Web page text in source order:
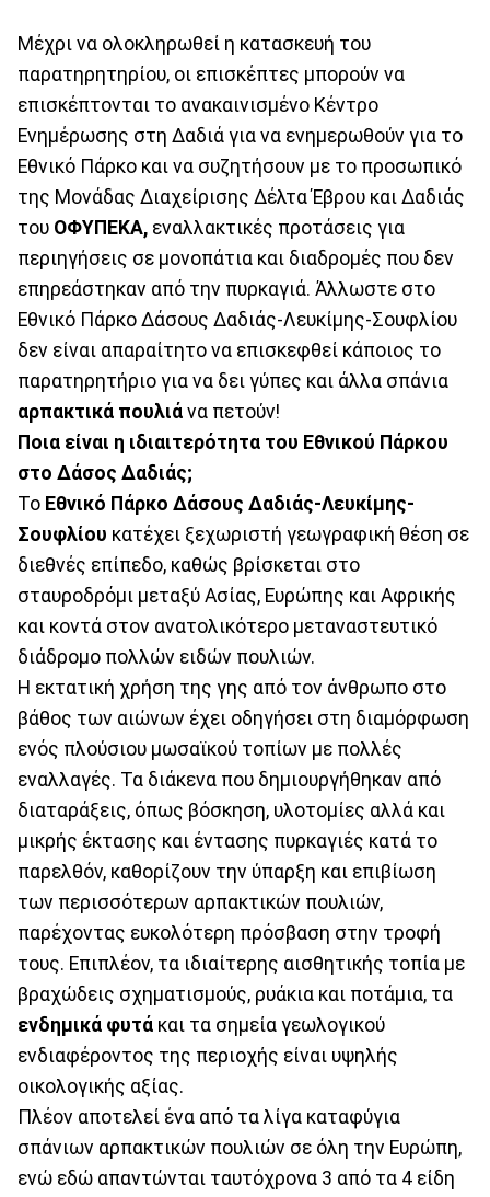
Μέχρι να ολοκληρωθεί η κατασκευή του
παρατηρητηρίου, οι επισκέπτες μπορούν να
επισκέπτονται το ανακαινισμένο Κέντρο
Ενημέρωσης στη Δαδιά για να ενημερωθούν για το
Εθνικό Πάρκο και να συζητήσουν με το προσωπικό
της Μονάδας Διαχείρισης Δέλτα Έβρου και Δαδιάς
του ΟΦΥΠΕΚΑ, εναλλακτικές προτάσεις για
περιηγήσεις σε μονοπάτια και διαδρομές που δεν
επηρεάστηκαν από την πυρκαγιά. Άλλωστε στο
Εθνικό Πάρκο Δάσους Δαδιάς-Λευκίμης-Σουφλίου
δεν είναι απαραίτητο να επισκεφθεί κάποιος το
παρατηρητήριο για να δει γύπες και άλλα σπάνια
αρπακτικά πουλιά να πετούν!
Ποια είναι η ιδιαιτερότητα του Εθνικού Πάρκου
στο Δάσος Δαδιάς;
Το Εθνικό Πάρκο Δάσους Δαδιάς-Λευκίμης-
Σουφλίου κατέχει ξεχωριστή γεωγραφική θέση σε
διεθνές επίπεδο, καθώς βρίσκεται στο
σταυροδρόμι μεταξύ Ασίας, Ευρώπης και Αφρικής
και κοντά στον ανατολικότερο μεταναστευτικό
διάδρομο πολλών ειδών πουλιών.
Η εκτατική χρήση της γης από τον άνθρωπο στο
βάθος των αιώνων έχει οδηγήσει στη διαμόρφωση
ενός πλούσιου μωσαϊκού τοπίων με πολλές
εναλλαγές. Τα διάκενα που δημιουργήθηκαν από
διαταράξεις, όπως βόσκηση, υλοτομίες αλλά και
μικρής έκτασης και έντασης πυρκαγιές κατά το
παρελθόν, καθορίζουν την ύπαρξη και επιβίωση
των περισσότερων αρπακτικών πουλιών,
παρέχοντας ευκολότερη πρόσβαση στην τροφή
τους. Επιπλέον, τα ιδιαίτερης αισθητικής τοπία με
βραχώδεις σχηματισμούς, ρυάκια και ποτάμια, τα
ενδημικά φυτά και τα σημεία γεωλογικού
ενδιαφέροντος της περιοχής είναι υψηλής
οικολογικής αξίας.
Πλέον αποτελεί ένα από τα λίγα καταφύγια
σπάνιων αρπακτικών πουλιών σε όλη την Ευρώπη,
ενώ εδώ απαντώνται ταυτόχρονα 3 από τα 4 είδη